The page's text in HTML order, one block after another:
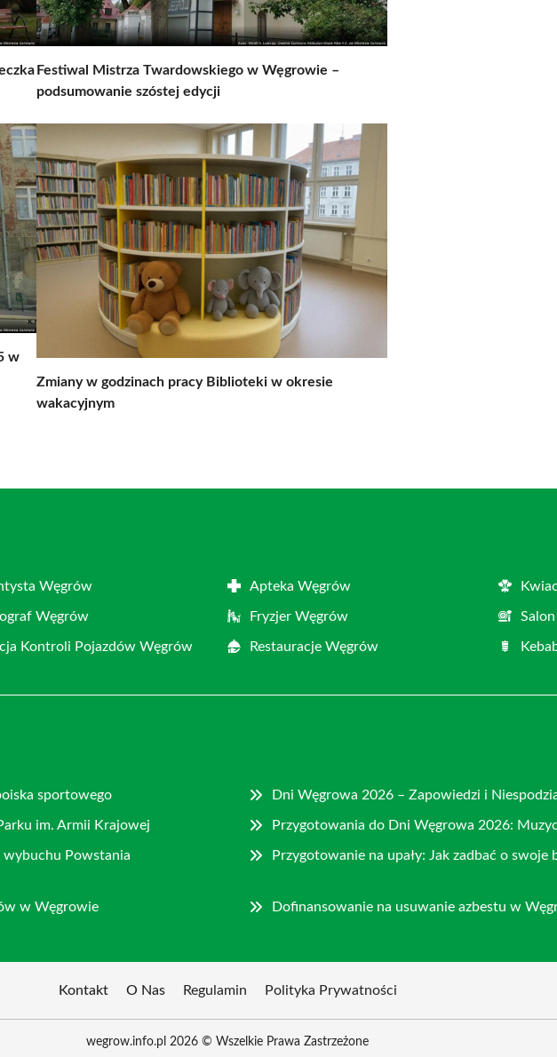
Festiwal Mistrza Twardowskiego w Węgrowie –
podsumowanie szóstej edycji
w
Zmiany w godzinach pracy Biblioteki w okresie
wakacyjnym
Węgrów Apteka Węgrów
Węgrów Fryzjer Węgrów
Kontroli Pojazdów Węgrów Restauracje Węgrów
sportowego Dni Węgrowa 2026 – Zapowiedzi i
im. Armii Krajowej Przygotowania do Dni Węgrowa 2026:
Powstania
Przygotowanie na upały: Jak zadbać o swoje
w Węgrowie Dofinansowanie na usuwanie azbestu w
Kontakt O Nas Regulamin Polityka Prywatności
wegrow.info.pl 2026 © Wszelkie Prawa Zastrzeżone